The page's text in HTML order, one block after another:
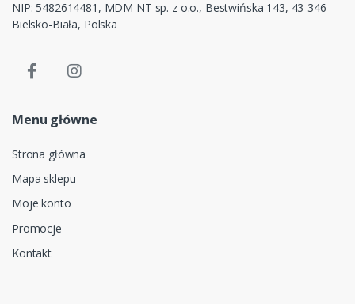
NIP: 5482614481, MDM NT sp. z o.o., Bestwińska 143, 43-346
Bielsko-Biała, Polska
Menu główne
Strona główna
Mapa sklepu
Moje konto
Promocje
Kontakt